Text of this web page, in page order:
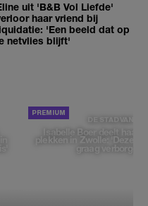
uit 'B&B Vol Liefde'
haar vriend bij
'Een beeld dat op
netvlies blijft'
DE STAD VAN
Isabelle Boer deelt haar
plekken in Zwolle: 'Deze
graag verborgen'